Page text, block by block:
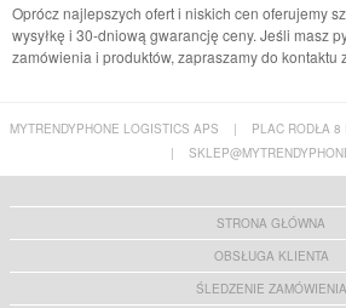
Oprócz najlepszych ofert i niskich cen oferujemy
wysyłkę i 30-dniową gwarancję ceny. Jeśli masz
zamówienia i produktów, zapraszamy do kontaktu
MYTRENDYPHONE LOGISTICS APS | PLAC RODŁA 8
|
STRONA GŁÓWNA
OBSŁUGA KLIENTA
ŚLEDZENIE ZAMÓWIENIA